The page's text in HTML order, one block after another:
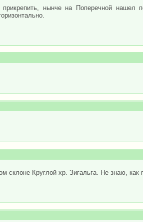
нынче на Поперечной нашел
склоне Круглой хр. Зигальга. Не знаю,